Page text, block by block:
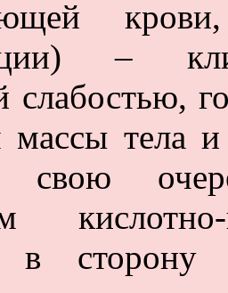
–
слабостью,
массы тела
в сторону